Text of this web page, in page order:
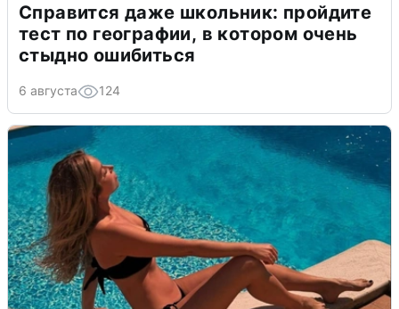
Справится даже школьник: пройдите
тест по географии, в котором очень
стыдно ошибиться
6 августа 124